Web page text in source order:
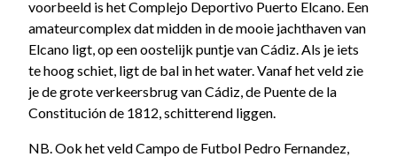
voorbeeld is het Complejo Deportivo Puerto Elcano. Een
amateurcomplex dat midden in de mooie jachthaven van
Elcano ligt, op een oostelijk puntje van Cádiz. Als je iets
te hoog schiet, ligt de bal in het water. Vanaf het veld zie
je de grote verkeersbrug van Cádiz, de Puente de la
Constitución de 1812, schitterend liggen.
NB. Ook het veld Campo de Futbol Pedro Fernandez,